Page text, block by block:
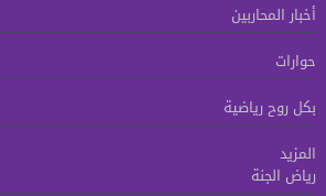
أخبار المحاربين
حوارات
بكل روح رياضية
المزيد
رياض الجنة